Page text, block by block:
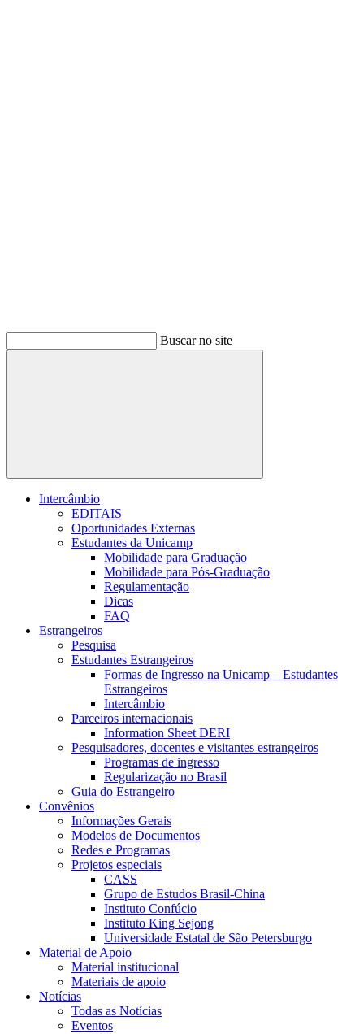
Buscar no site
Buscar
Intercâmbio
EDITAIS
Oportunidades Externas
Estudantes da Unicamp
Mobilidade para Graduação
Mobilidade para Pós-Graduação
Regulamentação
Dicas
FAQ
Estrangeiros
Pesquisa
Estudantes Estrangeiros
Formas de Ingresso na Unicamp – Estudantes
Estrangeiros
Intercâmbio
Parceiros internacionais
Information Sheet DERI
Pesquisadores, docentes e visitantes estrangeiros
Programas de ingresso
Regularização no Brasil
Guia do Estrangeiro
Convênios
Informações Gerais
Modelos de Documentos
Redes e Programas
Projetos especiais
CASS
Grupo de Estudos Brasil-China
Instituto Confúcio
Instituto King Sejong
Universidade Estatal de São Petersburgo
Material de Apoio
Material institucional
Materiais de apoio
Notícias
Todas as Notícias
Eventos